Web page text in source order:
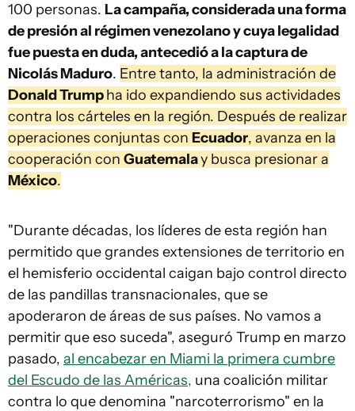
100 personas. La campaña, considerada una forma
de presión al régimen venezolano y cuya legalidad
fue puesta en duda, antecedió a la captura de
Nicolás Maduro. Entre tanto, la administración de
Donald Trumpha ido expandiendo sus actividades
contra los cárteles en la región. Después de realizar
operaciones conjuntas con Ecuador, avanza en la
cooperación con Guatemalay busca presionar a
México.
"Durante décadas, los líderes de esta región han
permitido que grandes extensiones de territorio en
el hemisferio occidental caigan bajo control directo
de las pandillas transnacionales, que se
apoderaron de áreas de sus países. No vamos a
permitir que eso suceda", aseguró Trump en marzo
pasado, al encabezar en Miami la primera cumbre
del Escudo de las Américas, una coalición militar
contra lo que denomina "narcoterrorismo" en la